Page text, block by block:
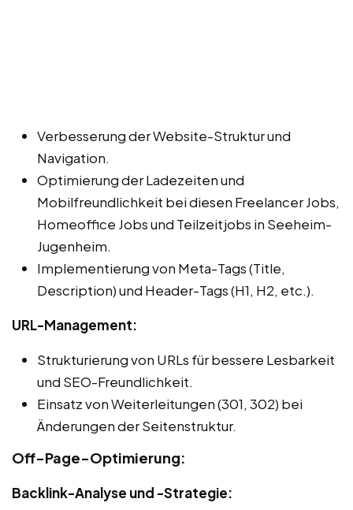
Verbesserung der Website-Struktur und
Navigation.
Optimierung der Ladezeiten und
Mobilfreundlichkeit bei diesen Freelancer Jobs,
Homeoffice Jobs und Teilzeitjobs in Seeheim-
Jugenheim.
Implementierung von Meta-Tags (Title,
Description) und Header-Tags (H1, H2, etc.).
URL-Management:
Strukturierung von URLs für bessere Lesbarkeit
und SEO-Freundlichkeit.
Einsatz von Weiterleitungen (301, 302) bei
Änderungen der Seitenstruktur.
Off-Page-Optimierung:
Backlink-Analyse und -Strategie: